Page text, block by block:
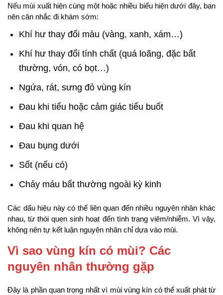
Nếu mùi xuất hiện cùng một hoặc nhiều biểu hiện dưới đây, bạn
nên cân nhắc đi khám sớm:
Khí hư thay đổi màu (vàng, xanh, xám…)
Khí hư thay đổi tính chất (quá loãng, đặc bất
thường, vón, có bọt…)
Ngứa, rát, sưng đỏ vùng kín
Đau khi tiểu hoặc cảm giác tiểu buốt
Đau khi quan hệ
Đau bụng dưới
Sốt (nếu có)
Chảy máu bất thường ngoài kỳ kinh
Các dấu hiệu này có thể liên quan đến nhiều nguyên nhân khác
nhau, từ thói quen sinh hoạt đến tình trạng viêm/nhiễm. Vì vậy,
không nên tự kết luận nguyên nhân chỉ dựa vào mùi.
Vì sao vùng kín có mùi? Các
nguyên nhân thường gặp
Đây là phần quan trọng nhất vì mùi vùng kín có thể xuất phát từ